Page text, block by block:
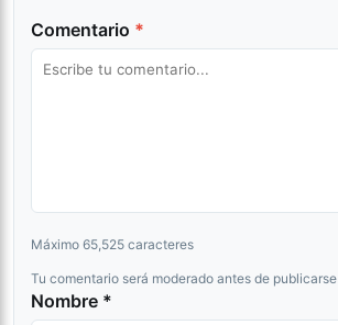
Comentario *
Máximo 65,525 caracteres
Tu comentario será moderado antes de publicarse
Nombre *